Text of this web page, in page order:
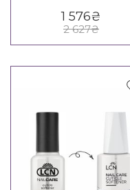
1 576₴
2 627₴